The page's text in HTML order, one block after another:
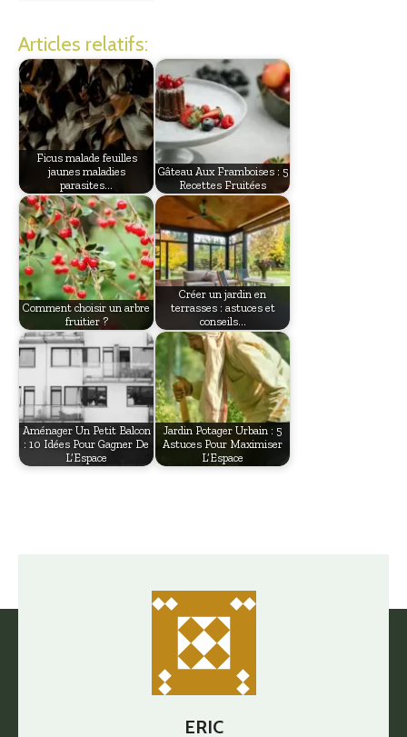
Articles relatifs:
Ficus malade feuilles
jaunes maladies
parasites…
Gâteau Aux Framboises : 5
Recettes Fruitées
Comment choisir un arbre
fruitier ?
Créer un jardin en
terrasses : astuces et
conseils…
Aménager Un Petit Balcon
: 10 Idées Pour Gagner De
L’Espace
Jardin Potager Urbain : 5
Astuces Pour Maximiser
L’Espace
ERIC